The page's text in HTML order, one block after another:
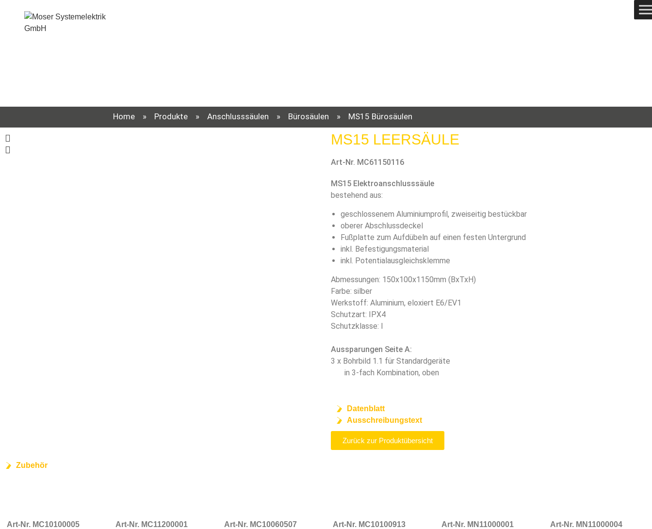
Home » Produkte » Anschlusssäulen » Bürosäulen » MS15 Bürosäulen
MS15 LEERSÄULE
Art-Nr. MC61150116
MS15 Elektroanschlusssäule
bestehend aus:
geschlossenem Aluminiumprofil, zweiseitig bestückbar
oberer Abschlussdeckel
Fußplatte zum Aufdübeln auf einen festen Untergrund
inkl. Befestigungsmaterial
inkl. Potentialausgleichsklemme
Abmessungen: 150x100x1150mm (BxTxH)
Farbe: silber
Werkstoff: Aluminium, eloxiert E6/EV1
Schutzart: IPX4
Schutzklasse: I
Aussparungen Seite A:
3 x Bohrbild 1.1 für Standardgeräte
in 3-fach Kombination, oben
Datenblatt
Ausschreibungstext
Zurück zur Produktübersicht
Zubehör
Art-Nr. MC10100005
Art-Nr. MC11200001
Art-Nr. MC10060507
Art-Nr. MC10100913
Art-Nr. MN11000001
Art-Nr. MN11000004